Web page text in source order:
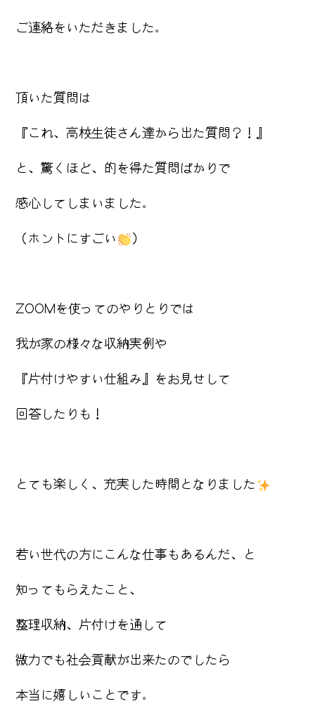
ご連絡をいただきました。
頂いた質問は
『これ、高校生徒さん達から出た質問？！』
と、驚くほど、的を得た質問ばかりで
感心してしまいました。
（ホントにすごい ）
ZOOMを使ってのやりとりでは
我が家の様々な収納実例や
『片付けやすい仕組み』をお見せして
回答したりも！
とても楽しく、充実した時間となりました
若い世代の方にこんな仕事もあるんだ、と
知ってもらえたこと、
整理収納、片付けを通して
微力でも社会貢献が出来たのでしたら
本当に嬉しいことです。